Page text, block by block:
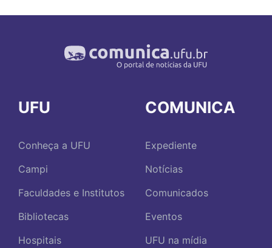
UFU
Conheça a UFU
Campi
Faculdades e Institutos
Bibliotecas
Hospitais
COMUNICA
Expediente
Notícias
Comunicados
Eventos
UFU na mídia